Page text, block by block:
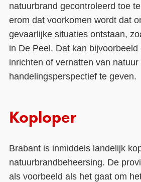
natuurbrand gecontroleerd toe
erom dat voorkomen wordt dat
gevaarlijke situaties ontstaan,
in De Peel. Dat kan bijvoorbeeld
inrichten of vernatten van
handelingsperspectief te geven.
Koploper
Brabant is inmiddels landelijk
natuurbrandbeheersing. De
als voorbeeld als het gaat om